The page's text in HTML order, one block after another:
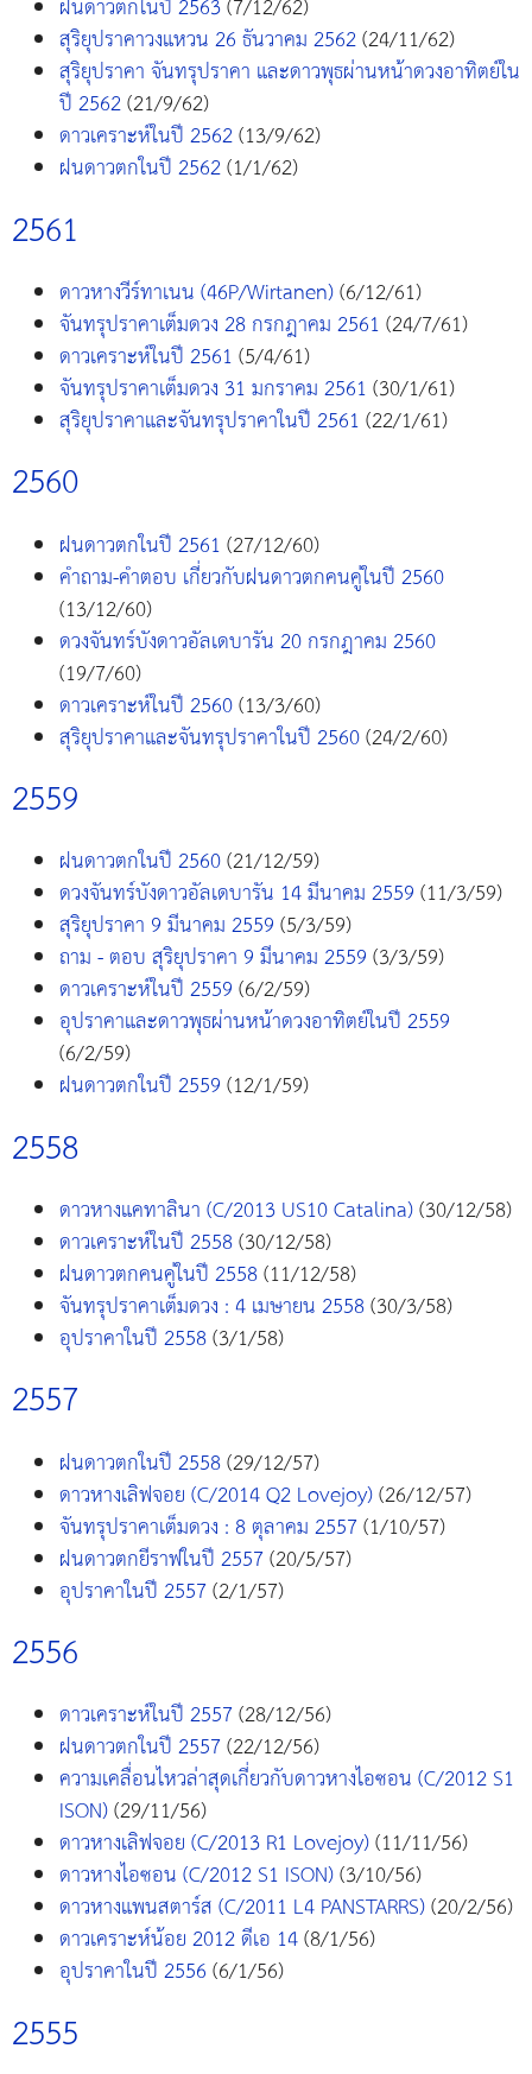
ฝนดาวตกในปี 2563(7/12/62)
สุริยุปราคาวงแหวน 26 ธันวาคม 2562(24/11/62)
สุริยุปราคา จันทรุปราคา และดาวพุธผ่านหน้าดวงอาทิตย์ใน
ปี 2562(21/9/62)
ดาวเคราะห์ในปี 2562(13/9/62)
ฝนดาวตกในปี 2562(1/1/62)
2561
ดาวหางวีร์ทาเนน (46P/Wirtanen)(6/12/61)
จันทรุปราคาเต็มดวง 28 กรกฎาคม 2561(24/7/61)
ดาวเคราะห์ในปี 2561(5/4/61)
จันทรุปราคาเต็มดวง 31 มกราคม 2561(30/1/61)
สุริยุปราคาและจันทรุปราคาในปี 2561(22/1/61)
2560
ฝนดาวตกในปี 2561(27/12/60)
คำถาม-คำตอบ เกี่ยวกับฝนดาวตกคนคู่ในปี 2560
(13/12/60)
ดวงจันทร์บังดาวอัลเดบารัน 20 กรกฎาคม 2560
(19/7/60)
ดาวเคราะห์ในปี 2560(13/3/60)
สุริยุปราคาและจันทรุปราคาในปี 2560(24/2/60)
2559
ฝนดาวตกในปี 2560(21/12/59)
ดวงจันทร์บังดาวอัลเดบารัน 14 มีนาคม 2559(11/3/59)
สุริยุปราคา 9 มีนาคม 2559(5/3/59)
ถาม - ตอบ สุริยุปราคา 9 มีนาคม 2559(3/3/59)
ดาวเคราะห์ในปี 2559(6/2/59)
อุปราคาและดาวพุธผ่านหน้าดวงอาทิตย์ในปี 2559
(6/2/59)
ฝนดาวตกในปี 2559(12/1/59)
2558
ดาวหางแคทาลินา (C/2013 US10 Catalina)(30/12/58)
ดาวเคราะห์ในปี 2558(30/12/58)
ฝนดาวตกคนคู่ในปี 2558(11/12/58)
จันทรุปราคาเต็มดวง : 4 เมษายน 2558(30/3/58)
อุปราคาในปี 2558(3/1/58)
2557
ฝนดาวตกในปี 2558(29/12/57)
ดาวหางเลิฟจอย (C/2014 Q2 Lovejoy)(26/12/57)
จันทรุปราคาเต็มดวง : 8 ตุลาคม 2557(1/10/57)
ฝนดาวตกยีราฟในปี 2557(20/5/57)
อุปราคาในปี 2557(2/1/57)
2556
ดาวเคราะห์ในปี 2557(28/12/56)
ฝนดาวตกในปี 2557(22/12/56)
ความเคลื่อนไหวล่าสุดเกี่ยวกับดาวหางไอซอน (C/2012 S1
ISON)(29/11/56)
ดาวหางเลิฟจอย (C/2013 R1 Lovejoy)(11/11/56)
ดาวหางไอซอน (C/2012 S1 ISON)(3/10/56)
ดาวหางแพนสตาร์ส (C/2011 L4 PANSTARRS)(20/2/56)
ดาวเคราะห์น้อย 2012 ดีเอ 14(8/1/56)
อุปราคาในปี 2556(6/1/56)
2555